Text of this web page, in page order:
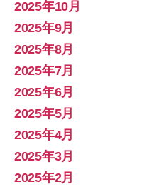
2025年10月
2025年9月
2025年8月
2025年7月
2025年6月
2025年5月
2025年4月
2025年3月
2025年2月